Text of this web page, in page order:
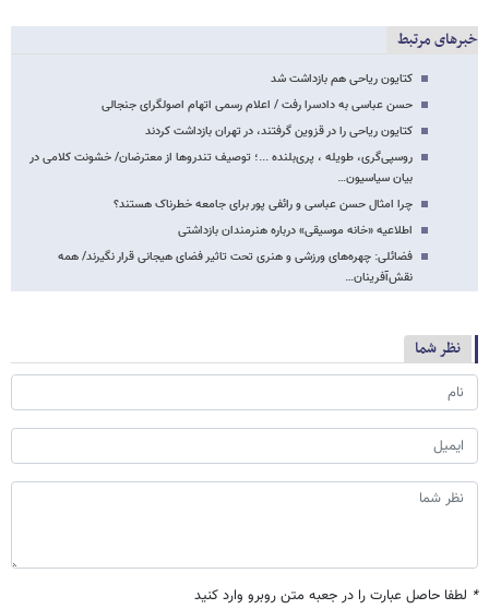
خبرهای مرتبط
کتایون ریاحی هم بازداشت شد
حسن عباسی به دادسرا رفت / اعلام رسمی اتهام اصولگرای جنجالی
کتایون ریاحی را در قزوین گرفتند، در تهران بازداشت کردند
روسپی‌گری، طویله ، پری‌بلنده ...؛ توصیف تندروها از معترضان/ خشونت کلامی در
بیان سیاسیون…
چرا امثال حسن عباسی و رائفی پور برای جامعه خطرناک هستند؟
اطلاعیه «خانه موسیقی» درباره هنرمندان بازداشتی
فضائلی: چهره‌های ورزشی و هنری تحت تاثیر فضای هیجانی قرار نگیرند/ همه
نقش‌آفرینان…
نظر شما
* لطفا حاصل عبارت را در جعبه متن روبرو وارد کنید